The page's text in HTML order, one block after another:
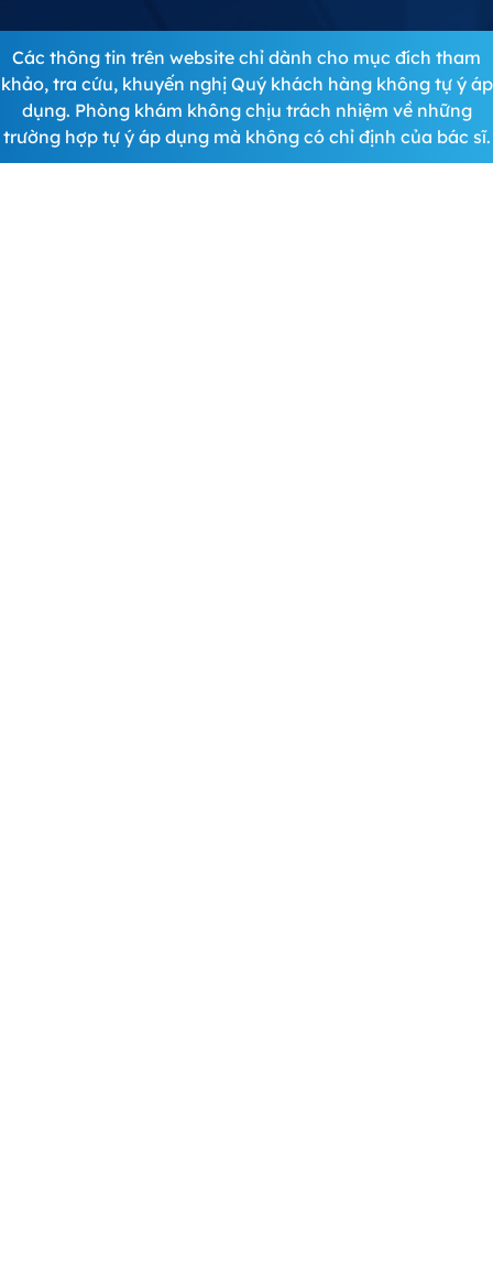
Các thông tin trên website chỉ dành cho mục đích tham
khảo, tra cứu, khuyến nghị Quý khách hàng không tự ý áp
dụng. Phòng khám không chịu trách nhiệm về những
trường hợp tự ý áp dụng mà không có chỉ định của bác sĩ.